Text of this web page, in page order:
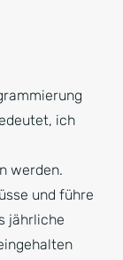
ich
werden.
und führe
jährliche